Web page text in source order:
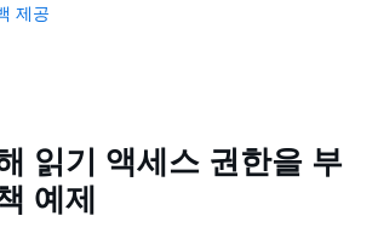
제공
읽기 액세스 권한을 부
예제